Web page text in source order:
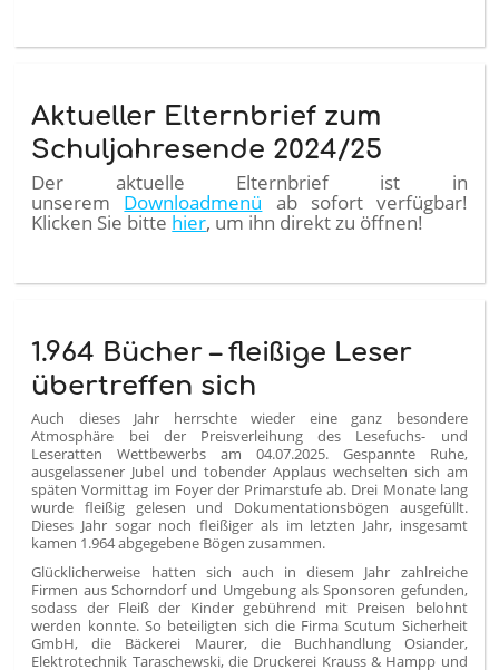
Aktueller Elternbrief zum
Schuljahresende 2024/25
Der aktuelle Elternbrief ist in
unserem Downloadmenü ab sofort verfügbar!
Klicken Sie bitte hier, um ihn direkt zu öffnen!
1.964 Bücher – fleißige Leser
übertreffen sich
Auch dieses Jahr herrschte wieder eine ganz besondere
Atmosphäre bei der Preisverleihung des Lesefuchs- und
Leseratten Wettbewerbs am 04.07.2025. Gespannte Ruhe,
ausgelassener Jubel und tobender Applaus wechselten sich am
späten Vormittag im Foyer der Primarstufe ab. Drei Monate lang
wurde fleißig gelesen und Dokumentationsbögen ausgefüllt.
Dieses Jahr sogar noch fleißiger als im letzten Jahr, insgesamt
kamen 1.964 abgegebene Bögen zusammen.
Glücklicherweise hatten sich auch in diesem Jahr zahlreiche
Firmen aus Schorndorf und Umgebung als Sponsoren gefunden,
sodass der Fleiß der Kinder gebührend mit Preisen belohnt
werden konnte. So beteiligten sich die Firma Scutum Sicherheit
GmbH, die Bäckerei Maurer, die Buchhandlung Osiander,
Elektrotechnik Taraschewski, die Druckerei Krauss & Hampp und